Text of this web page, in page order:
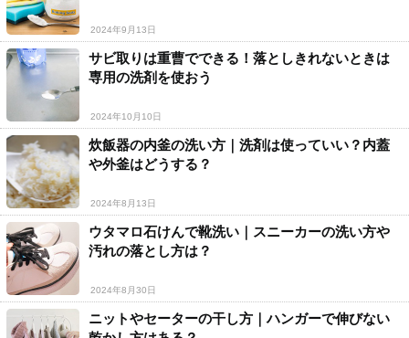
2024年9月13日
サビ取りは重曹でできる！落としきれないときは
専用の洗剤を使おう
2024年10月10日
炊飯器の内釜の洗い方｜洗剤は使っていい？内蓋
や外釜はどうする？
2024年8月13日
ウタマロ石けんで靴洗い｜スニーカーの洗い方や
汚れの落とし方は？
2024年8月30日
ニットやセーターの干し方｜ハンガーで伸びない